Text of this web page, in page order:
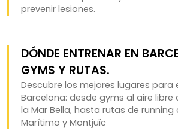
prevenir lesiones.
DÓNDE ENTRENAR EN
GYMS Y RUTAS.
Descubre los mejores lugares para
Barcelona: desde gyms al aire libre
la Mar Bella, hasta rutas de running
Marítimo y Montjuïc